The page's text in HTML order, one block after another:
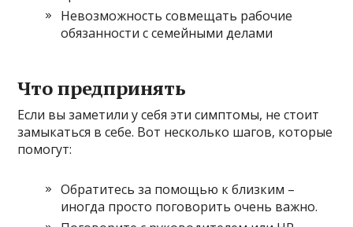
Невозможность совмещать рабочие
обязанности с семейными делами
Что предпринять
Если вы заметили у себя эти симптомы, не стоит
замыкаться в себе. Вот несколько шагов, которые
помогут:
Обратитесь за помощью к близким –
иногда просто поговорить очень важно.